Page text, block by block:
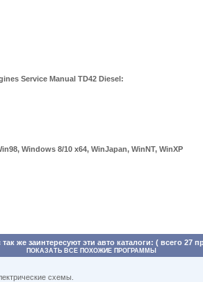
Service Manual TD42 Diesel:
Windows 8/10 x64, WinJapan, WinNT, WinXP
же заинтересуют эти авто каталоги: ( всего 27
ПОКАЗАТЬ ВСЕ ПОХОЖИЕ ПРОГРАММЫ
схемы.